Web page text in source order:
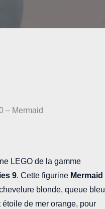
– Mermaid
LEGO de la gamme
9. Cette figurine Mermaid
blonde, queue bleu
de mer orange, pour